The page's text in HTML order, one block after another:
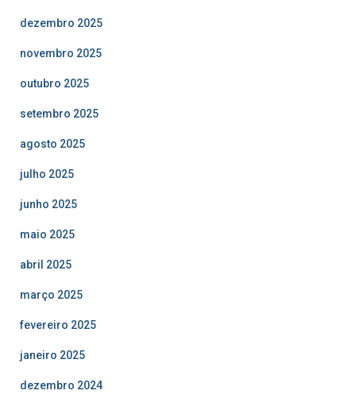
dezembro 2025
novembro 2025
outubro 2025
setembro 2025
agosto 2025
julho 2025
junho 2025
maio 2025
abril 2025
março 2025
fevereiro 2025
janeiro 2025
dezembro 2024